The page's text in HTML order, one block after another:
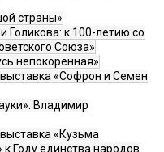
страны»
Голикова: к 100-летию со
Союза»
непокоренная»
«Софрон и Семен
Владимир
«Кузьма
Году единства народов